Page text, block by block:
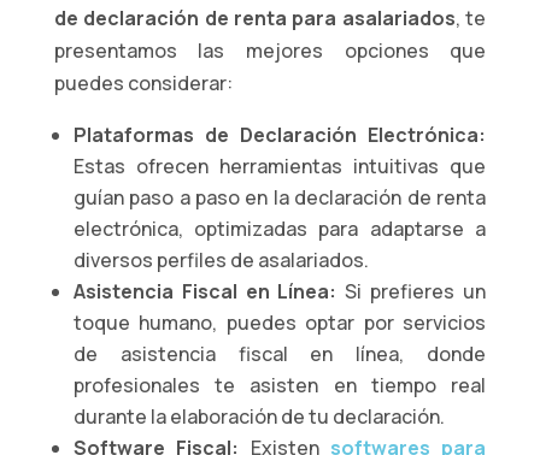
de declaración de renta para asalariados, te
presentamos las mejores opciones que
puedes considerar:
Plataformas de Declaración Electrónica:
Estas ofrecen herramientas intuitivas que
guían paso a paso en la declaración de renta
electrónica, optimizadas para adaptarse a
diversos perfiles de asalariados.
Asistencia Fiscal en Línea: Si prefieres un
toque humano, puedes optar por servicios
de asistencia fiscal en línea, donde
profesionales te asisten en tiempo real
durante la elaboración de tu declaración.
Software Fiscal: Existen softwares para